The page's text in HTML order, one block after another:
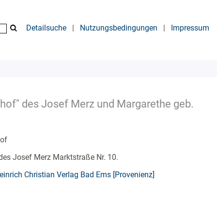
Detailsuche | Nutzungsbedingungen | Impressum
des Josef Merz und Margarethe geb.
Josef Merz Marktstraße Nr. 10.
Christian Verlag Bad Ems [Provenienz]